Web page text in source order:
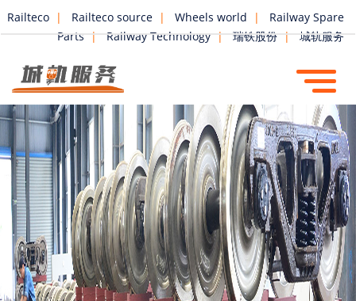
Railteco | Railteco source | Wheels world |
Railway Spare
Parts | Railway Technology | 瑞铁股份 | 城轨服务